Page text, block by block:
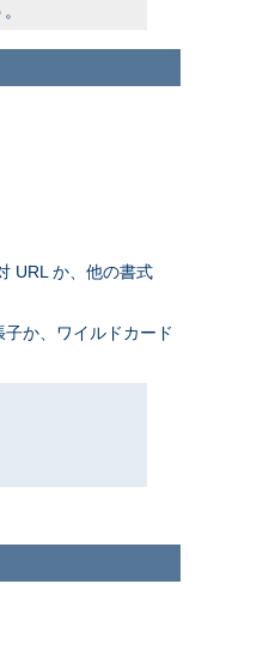
URL か、他の書式
か、ワイルドカード